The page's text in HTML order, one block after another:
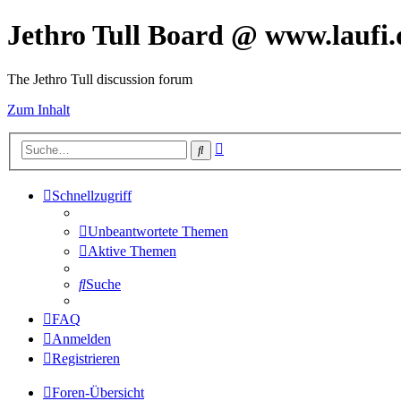
Jethro Tull Board @
The Jethro Tull discussion forum
Zum Inhalt
Suche
Schnellzugriff
Unbeantwortete Themen
Aktive Themen
Suche
FAQ
Anmelden
Registrieren
Foren-Übersicht